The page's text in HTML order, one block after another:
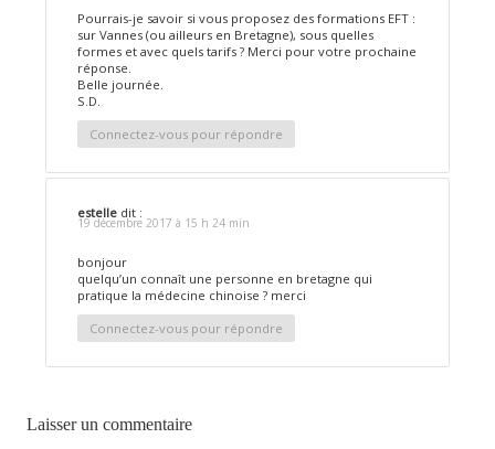
Pourrais-je savoir si vous proposez des formations EFT :
sur Vannes (ou ailleurs en Bretagne), sous quelles
formes et avec quels tarifs ? Merci pour votre prochaine
réponse.
Belle journée.
S.D.
Connectez-vous pour répondre
estelle dit :
19 décembre 2017 à 15 h 24 min
bonjour
quelqu’un connaît une personne en bretagne qui
pratique la médecine chinoise ? merci
Connectez-vous pour répondre
Laisser un commentaire